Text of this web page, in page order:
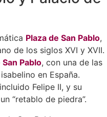
Plaza de San Pablo,
de los siglos XVI y XVII.
Pablo, con una de las
en España.
Felipe II, y su
“retablo de piedra”.